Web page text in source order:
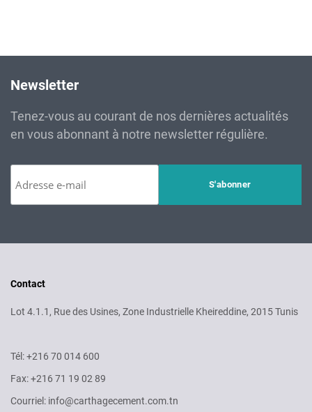
Newsletter
Tenez-vous au courant de nos dernières actualités
en vous abonnant à notre newsletter régulière.
Contact
Lot 4.1.1, Rue des Usines, Zone Industrielle Kheireddine, 2015 Tunis
Tél: +216 70 014 600
Fax: +216 71 19 02 89
Courriel: info@carthagecement.com.tn